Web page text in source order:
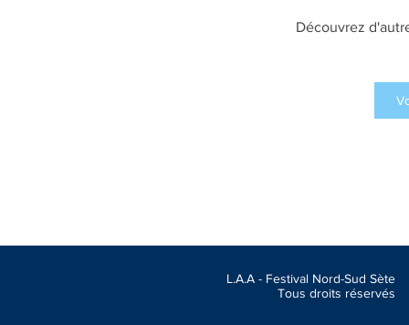
Découvrez
L.A.A - Festival Nord-Sud
Tous droits